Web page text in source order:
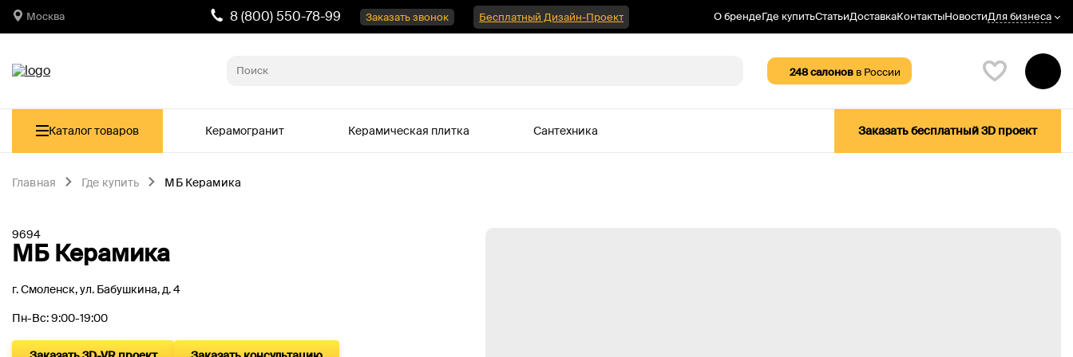
Москва 8 (800) 550-78-99 Заказать звонок Бесплатный Дизайн-Проект О брендеГде купитьСтатьиДоставкаКонтактыНовостиДля бизнеса
248салонов в России
Каталог товаров Керамогранит Керамическая плитка Сантехника Заказать бесплатный 3D проект
Главная Где купить МБ Керамика
9694
МБ Керамика
г. Смоленск, ул. Бабушкина, д. 4
Пн-Вс: 9:00-19:00